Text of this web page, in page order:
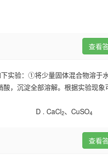
查看
实验：①将少量固体混合物溶于
，沉淀全部溶解。根据实验现象
D . CaCl2、CuSO4
查看